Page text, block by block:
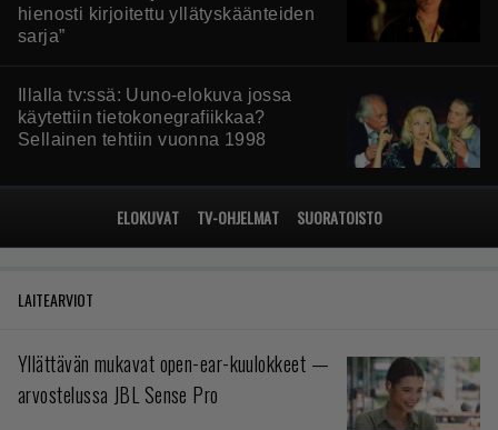
hienosti kirjoitettu yllätyskäänteiden
sarja”
Illalla tv:ssä: Uuno-elokuva jossa
käytettiin tietokonegrafiikkaa?
Sellainen tehtiin vuonna 1998
ELOKUVAT TV-OHJELMAT SUORATOISTO
LAITEARVIOT
Yllättävän mukavat open-ear-kuulokkeet —
arvostelussa JBL Sense Pro